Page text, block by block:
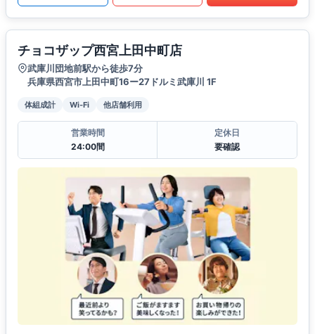
チョコザップ西宮上田中町店
武庫川団地前駅から徒歩7分
兵庫県西宮市上田中町16ー27ドルミ武庫川 1F
体組成計 Wi-Fi 他店舗利用
営業時間
24:00間
定休日
要確認